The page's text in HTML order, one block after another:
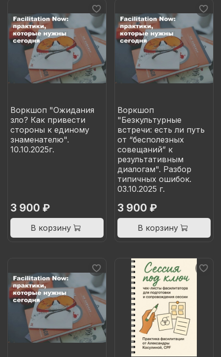
Воркшоп "Ожидания
зло? Как привести
стороны к единому
знаменателю".
10.10.2025г.
3 900 ₽
В корзину
Воркшоп
"Безкультурные
встречи: есть ли путь
от “бесполезных
совещаний” к
результативным
диалогам". Разбор
типичных ошибок.
03.10.2025 г.
3 900 ₽
В корзину